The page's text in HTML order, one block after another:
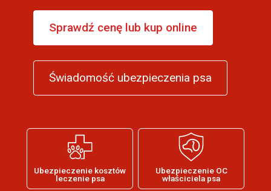
Sprawdź cenę lub kup online
Świadomość ubezpieczenia psa
Ubezpieczenie kosztów
leczenie psa
Ubezpieczenie OC
właściciela psa